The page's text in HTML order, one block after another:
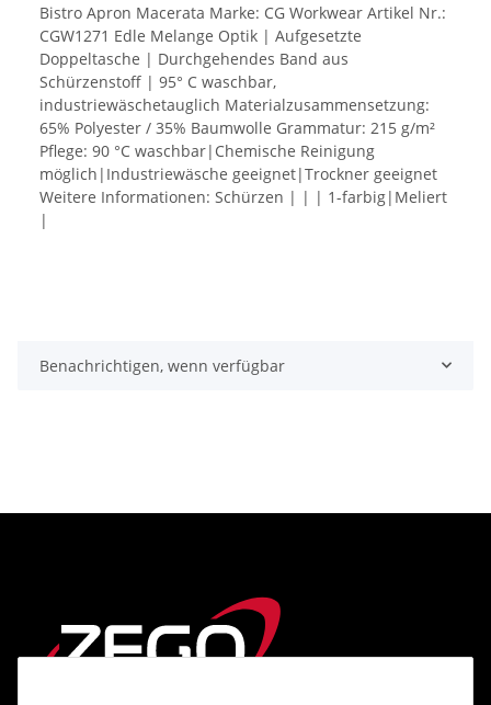
Bistro Apron Macerata Marke: CG Workwear Artikel Nr.:
CGW1271 Edle Melange Optik | Aufgesetzte
Doppeltasche | Durchgehendes Band aus
Schürzenstoff | 95° C waschbar,
industriewäschetauglich Materialzusammensetzung:
65% Polyester / 35% Baumwolle Grammatur: 215 g/m²
Pflege: 90 °C waschbar|Chemische Reinigung
möglich|Industriewäsche geeignet|Trockner geeignet
Weitere Informationen: Schürzen | | | 1-farbig|Meliert
|
Benachrichtigen, wenn verfügbar